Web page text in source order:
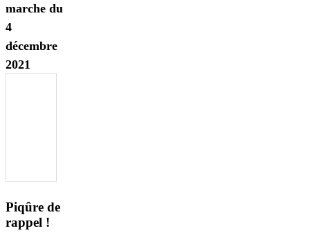
marche du
4
décembre
2021
Piqûre de
rappel !